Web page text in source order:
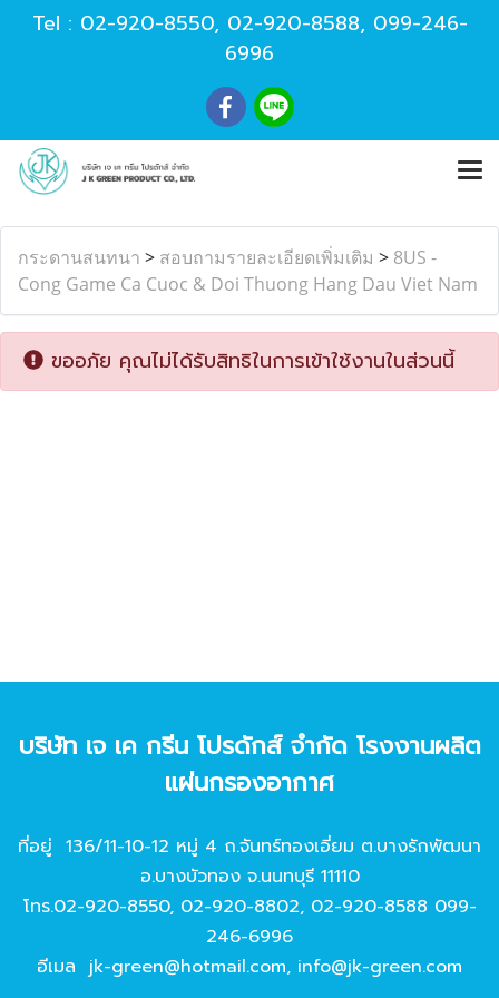
Tel : 02-920-8550, 02-920-8588, 099-246-
6996
กระดานสนทนา > สอบถามรายละเอียดเพิ่มเติม > 8US -
Cong Game Ca Cuoc & Doi Thuong Hang Dau Viet Nam
ขออภัย คุณไม่ได้รับสิทธิในการเข้าใช้งานในส่วนนี้
บริษัท เจ เค กรีน โปรดักส์ จํากัด โรงงานผลิต
แผ่นกรองอากาศ
ที่อยู่ 136/11-10-12 หมู่ 4 ถ.จันทร์ทองเอี่ยม ต.บางรักพัฒนา
อ.บางบัวทอง จ.นนทบุรี 11110
โทร.02-920-8550, 02-920-8802, 02-920-8588 099-
246-6996
อีเมล jk-green@hotmail.com, info@jk-green.com